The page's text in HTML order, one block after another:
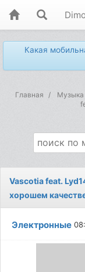
Какая
Главная Музыка
Vascotia feat.
хорошем
Электронные